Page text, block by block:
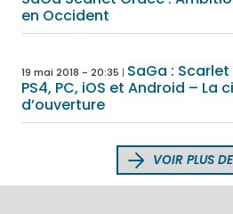
en Occident
19 mai 2018 - 20:35
SaGa :
PS4, PC, iOS et Android – La
d’ouverture
VOIR PLUS